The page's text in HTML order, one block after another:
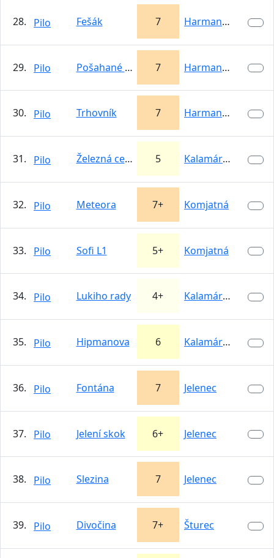
28. Pilo Fešák 7 Harmanecká…
29. Pilo Pošahané švagriné 7 Harmanecká…
30. Pilo Trhovník 7 Harmanecká…
31. Pilo Železná cesta 5 Kalamárka
32. Pilo Meteora 7+ Komjatná
33. Pilo Sofi L1 5+ Komjatná
34. Pilo Lukiho rady 4+ Kalamárka
35. Pilo Hipmanova 6 Kalamárka
36. Pilo Fontána 7 Jelenec
37. Pilo Jelení skok 6+ Jelenec
38. Pilo Slezina 7 Jelenec
39. Pilo Divočina 7+ Šturec